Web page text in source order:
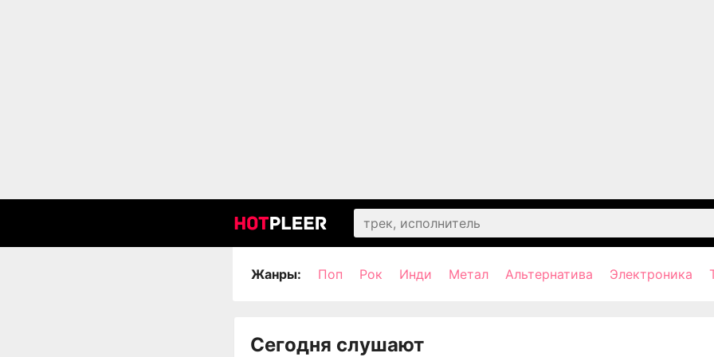
Жанры: Поп Рок Инди Метал Альтернатива Электроника
Сегодня слушают